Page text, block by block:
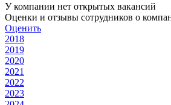
У компании нет открытых вакансий
Оценки и отзывы сотрудников о
Оценить
2018
2019
2020
2021
2022
2023